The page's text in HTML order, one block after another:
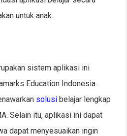
untuk anak.
sistem aplikasi ini
Education Indonesia.
solusi belajar lengkap
Selain itu, aplikasi ini dapat
dapat menyesuaikan ingin